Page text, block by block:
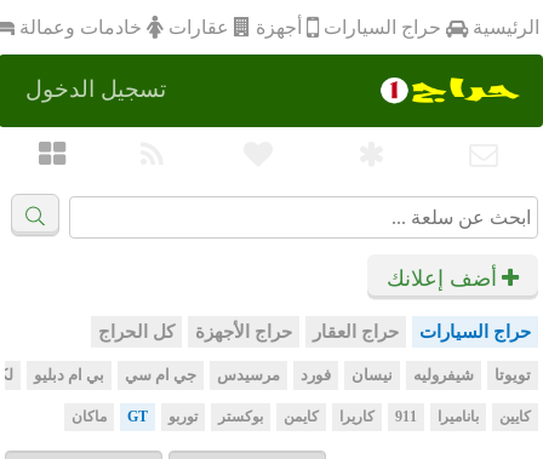
الرئيسية حراج السيارات أجهزة عقارات خادمات وعمالة
تسجيل الدخول
أضف إعلانك
حراج السيارات حراج العقار حراج الأجهزة كل الحراج
تويوتا شيفروليه نيسان فورد مرسيدس جي ام سي بي ام دبليو
كايين باناميرا 911 كاريرا كايمن بوكستر توربو GT ماكان